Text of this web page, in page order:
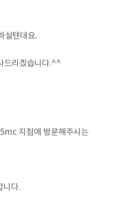
실텐데요.
드리겠습니다.^^
지점에 방문해주시는
니다.